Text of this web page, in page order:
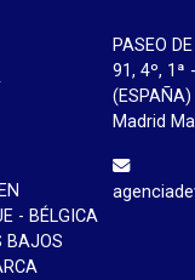
- BÉLGICA
BAJOS
PASEO
91, 4º, 1ª
(ESPAÑA)
Madrid